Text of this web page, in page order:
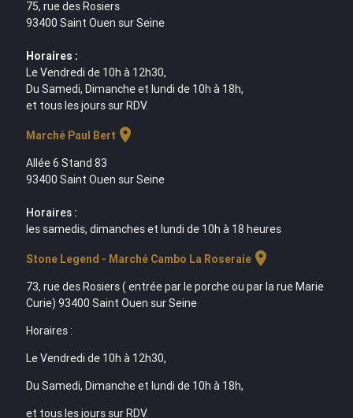
75, rue des Rosiers
93400 Saint Ouen sur Seine
Horaires :
Le Vendredi de 10h à 12h30,
Du Samedi, Dimanche et lundi de 10h à 18h,
et tous les jours sur RDV.
Marché Paul Bert location_on
Allée 6 Stand 83
93400 Saint Ouen sur Seine
Horaires :
les samedis, dimanches et lundi de 10h à 18 heures
Stone Legend - Marché Cambo La Roseraielocation_on
73, rue des Rosiers ( entrée par le porche ou par la rue Marie
Curie) 93400 Saint Ouen sur Seine
Horaires :
Le Vendredi de 10h à 12h30,
Du Samedi, Dimanche et lundi de 10h à 18h,
et tous les jours sur RDV.